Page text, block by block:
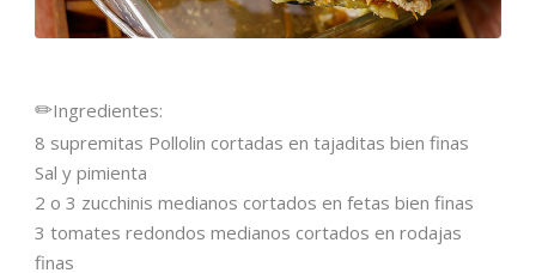
✏Ingredientes:
8 supremitas Pollolin cortadas en tajaditas bien finas
Sal y pimienta
2 o 3 zucchinis medianos cortados en fetas bien finas
3 tomates redondos medianos cortados en rodajas
finas